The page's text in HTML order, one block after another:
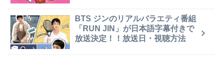
BTS ジンのリアルバラエティ番組
「RUN JIN」が日本語字幕付きで
放送決定！！放送日・視聴方法